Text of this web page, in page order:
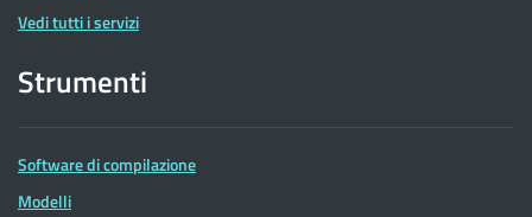
Vedi tutti i servizi
Strumenti
Software di compilazione
Modelli